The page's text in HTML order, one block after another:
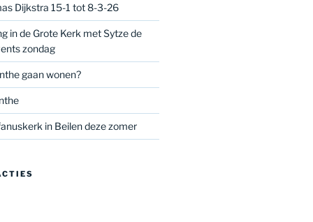
Dijkstra 15-1 tot 8-3-26
in de Grote Kerk met Sytze de
zondag
gaan wonen?
in Beilen deze zomer